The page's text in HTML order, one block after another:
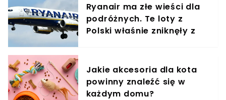
Ryanair ma złe wieści dla
podróżnych. Te loty z
Polski właśnie zniknęły z
Jakie akcesoria dla kota
powinny znaleźć się w
każdym domu?